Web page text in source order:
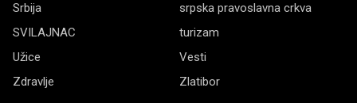
Srbija
srpska pravoslavna crkva
SVILAJNAC
turizam
Užice
Vesti
Zdravlje
Zlatibor